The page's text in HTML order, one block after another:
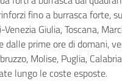
fino a burrasca forte,
Giulia, Toscana,
dalle prime ore di domani,
Molise, Puglia,
lungo le coste esposte.